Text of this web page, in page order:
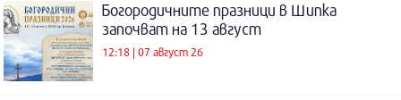
Богородичните празници в Шипка
започват на 13 август
12:18 | 07 август 26